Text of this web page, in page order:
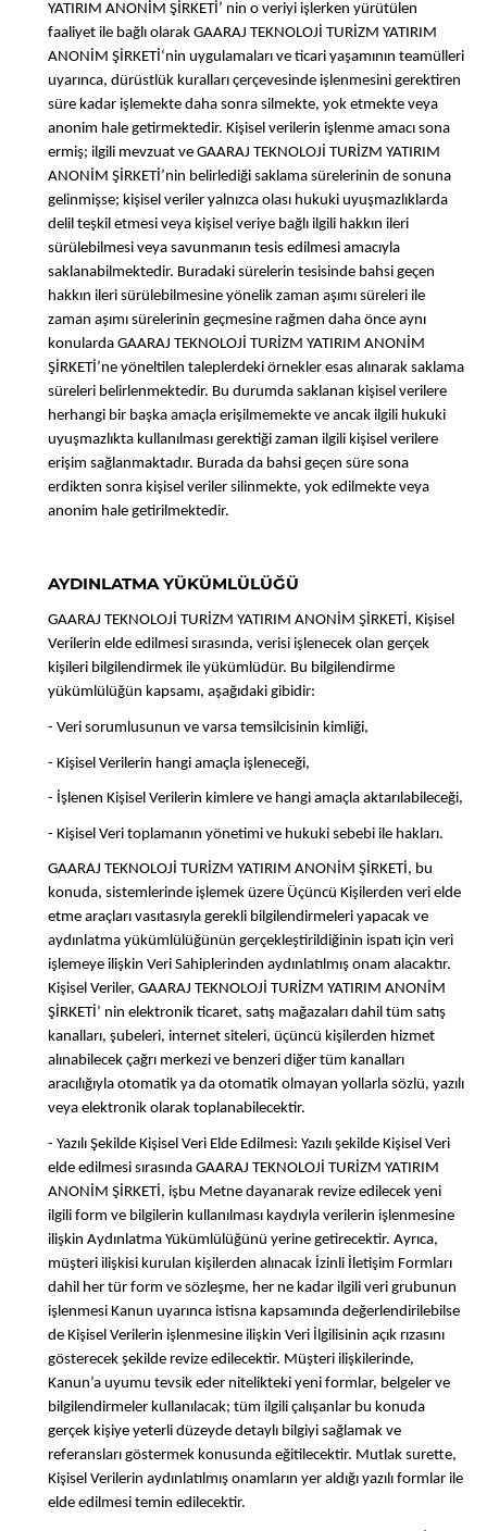
YATIRIM ANONİM ŞİRKETİ’ nin o veriyi işlerken yürütülen
faaliyet ile bağlı olarak GAARAJ TEKNOLOJİ TURİZM YATIRIM
ANONİM ŞİRKETİ‘nin uygulamaları ve ticari yaşamının teamülleri
uyarınca, dürüstlük kuralları çerçevesinde işlenmesini gerektiren
süre kadar işlemekte daha sonra silmekte, yok etmekte veya
anonim hale getirmektedir. Kişisel verilerin işlenme amacı sona
ermiş; ilgili mevzuat ve GAARAJ TEKNOLOJİ TURİZM YATIRIM
ANONİM ŞİRKETİ’nin belirlediği saklama sürelerinin de sonuna
gelinmişse; kişisel veriler yalnızca olası hukuki uyuşmazlıklarda
delil teşkil etmesi veya kişisel veriye bağlı ilgili hakkın ileri
sürülebilmesi veya savunmanın tesis edilmesi amacıyla
saklanabilmektedir. Buradaki sürelerin tesisinde bahsi geçen
hakkın ileri sürülebilmesine yönelik zaman aşımı süreleri ile
zaman aşımı sürelerinin geçmesine rağmen daha önce aynı
konularda GAARAJ TEKNOLOJİ TURİZM YATIRIM ANONİM
ŞİRKETİ’ne yöneltilen taleplerdeki örnekler esas alınarak saklama
süreleri belirlenmektedir. Bu durumda saklanan kişisel verilere
herhangi bir başka amaçla erişilmemekte ve ancak ilgili hukuki
uyuşmazlıkta kullanılması gerektiği zaman ilgili kişisel verilere
erişim sağlanmaktadır. Burada da bahsi geçen süre sona
erdikten sonra kişisel veriler silinmekte, yok edilmekte veya
anonim hale getirilmektedir.
AYDINLATMA YÜKÜMLÜLÜĞÜ
GAARAJ TEKNOLOJİ TURİZM YATIRIM ANONİM ŞİRKETİ, Kişisel
Verilerin elde edilmesi sırasında, verisi işlenecek olan gerçek
kişileri bilgilendirmek ile yükümlüdür. Bu bilgilendirme
yükümlülüğün kapsamı, aşağıdaki gibidir:
- Veri sorumlusunun ve varsa temsilcisinin kimliği,
- Kişisel Verilerin hangi amaçla işleneceği,
- İşlenen Kişisel Verilerin kimlere ve hangi amaçla aktarılabileceği,
- Kişisel Veri toplamanın yönetimi ve hukuki sebebi ile hakları.
GAARAJ TEKNOLOJİ TURİZM YATIRIM ANONİM ŞİRKETİ, bu
konuda, sistemlerinde işlemek üzere Üçüncü Kişilerden veri elde
etme araçları vasıtasıyla gerekli bilgilendirmeleri yapacak ve
aydınlatma yükümlülüğünün gerçekleştirildiğinin ispatı için veri
işlemeye ilişkin Veri Sahiplerinden aydınlatılmış onam alacaktır.
Kişisel Veriler, GAARAJ TEKNOLOJİ TURİZM YATIRIM ANONİM
ŞİRKETİ’ nin elektronik ticaret, satış mağazaları dahil tüm satış
kanalları, şubeleri, internet siteleri, üçüncü kişilerden hizmet
alınabilecek çağrı merkezi ve benzeri diğer tüm kanalları
aracılığıyla otomatik ya da otomatik olmayan yollarla sözlü, yazılı
veya elektronik olarak toplanabilecektir.
- Yazılı Şekilde Kişisel Veri Elde Edilmesi: Yazılı şekilde Kişisel Veri
elde edilmesi sırasında GAARAJ TEKNOLOJİ TURİZM YATIRIM
ANONİM ŞİRKETİ, işbu Metne dayanarak revize edilecek yeni
ilgili form ve bilgilerin kullanılması kaydıyla verilerin işlenmesine
ilişkin Aydınlatma Yükümlülüğünü yerine getirecektir. Ayrıca,
müşteri ilişkisi kurulan kişilerden alınacak İzinli İletişim Formları
dahil her tür form ve sözleşme, her ne kadar ilgili veri grubunun
işlenmesi Kanun uyarınca istisna kapsamında değerlendirilebilse
de Kişisel Verilerin işlenmesine ilişkin Veri İlgilisinin açık rızasını
gösterecek şekilde revize edilecektir. Müşteri ilişkilerinde,
Kanun’a uyumu tevsik eder nitelikteki yeni formlar, belgeler ve
bilgilendirmeler kullanılacak; tüm ilgili çalışanlar bu konuda
gerçek kişiye yeterli düzeyde detaylı bilgiyi sağlamak ve
referansları göstermek konusunda eğitilecektir. Mutlak surette,
Kişisel Verilerin aydınlatılmış onamların yer aldığı yazılı formlar ile
elde edilmesi temin edilecektir.